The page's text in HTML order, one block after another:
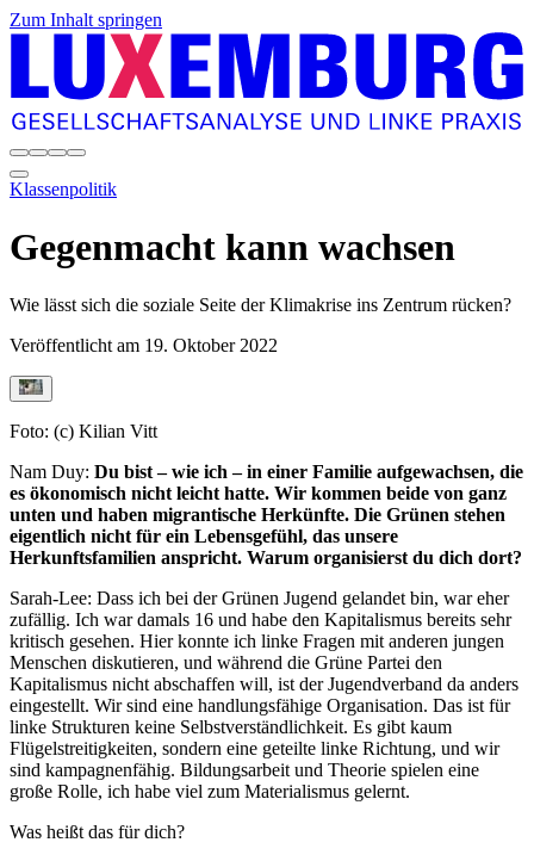
Zum Inhalt springen
Klassenpolitik
Gegenmacht kann wachsen
Wie lässt sich die soziale Seite der Klimakrise ins Zentrum rücken?
Veröffentlicht am 19. Oktober 2022
Foto: (c) Kilian Vitt
Nam Duy: Du bist – wie ich – in einer Familie aufgewachsen, die
es ökonomisch nicht leicht hatte. Wir kommen beide von ganz
unten und haben migrantische Herkünfte. Die Grünen stehen
eigentlich nicht für ein Lebensgefühl, das unsere
Herkunftsfamilien anspricht. Warum organisierst du dich dort?
Sarah-Lee: Dass ich bei der Grünen Jugend gelandet bin, war eher
zufällig. Ich war damals 16 und habe den Kapitalismus bereits sehr
kritisch gesehen. Hier konnte ich linke Fragen mit anderen jungen
Menschen diskutieren, und während die Grüne Partei den
Kapitalismus nicht abschaffen will, ist der Jugendverband da anders
eingestellt. Wir sind eine handlungsfähige Organisation. Das ist für
linke Strukturen keine Selbstverständlichkeit. Es gibt kaum
Flügelstreitigkeiten, sondern eine geteilte linke Richtung, und wir
sind kampagnenfähig. Bildungsarbeit und Theorie spielen eine
große Rolle, ich habe viel zum Materialismus gelernt.
Was heißt das für dich?